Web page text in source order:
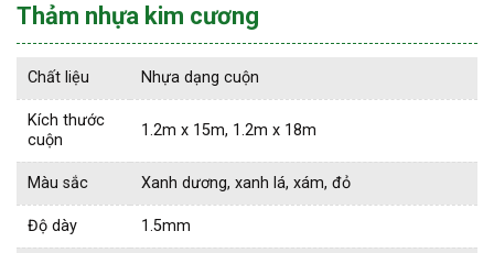
Thảm nhựa kim cương
Chất liệu Nhựa dạng cuộn
Kích thước
cuộn
1.2m x 15m, 1.2m x 18m
Màu sắc Xanh dương, xanh lá, xám, đỏ
Độ dày 1.5mm